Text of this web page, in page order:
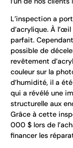
L’inspection a
d’acrylique. À
parfait.
possible de
revêtement
couleur sur la
d’humidité, il a
qui a révélé une
structurelle aux
Grâce à cette
000 $ lors de
financer les